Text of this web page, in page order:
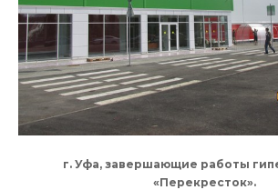
г. Уфа, завершающие работы
«Перекресток».